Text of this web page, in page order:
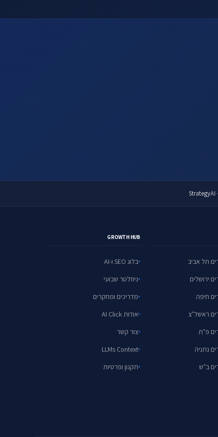
AI
Strategy
תל אביב
ירושלים
חיפה
ראשל"צ
פ"ת
נתניה
ב"ש
GROWTH HUB
בלוג SEO ו-AI
ניוזלטר שבועי
מדריכים ומחקרים
אודות AI Click
צור קשר
LLMs Context
תקנון ופרטיות